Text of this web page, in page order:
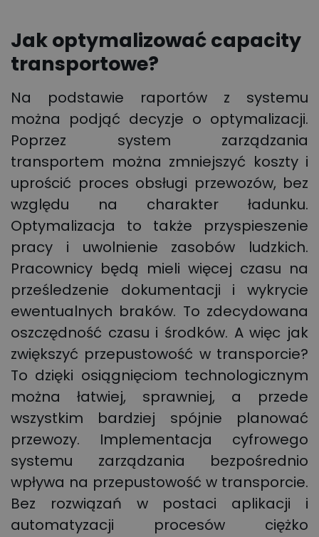
Jak optymalizować capacity
transportowe?
Na podstawie raportów z systemu
można podjąć decyzje o optymalizacji.
Poprzez system zarządzania
transportem można zmniejszyć koszty i
uprościć proces obsługi przewozów, bez
względu na charakter ładunku.
Optymalizacja to także przyspieszenie
pracy i uwolnienie zasobów ludzkich.
Pracownicy będą mieli więcej czasu na
prześledzenie dokumentacji i wykrycie
ewentualnych braków. To zdecydowana
oszczędność czasu i środków. A więc jak
zwiększyć przepustowość w transporcie?
To dzięki osiągnięciom technologicznym
można łatwiej, sprawniej, a przede
wszystkim bardziej spójnie planować
przewozy. Implementacja cyfrowego
systemu zarządzania bezpośrednio
wpływa na przepustowość w transporcie.
Bez rozwiązań w postaci aplikacji i
automatyzacji procesów ciężko